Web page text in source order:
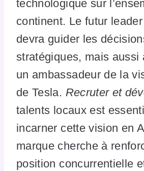
technologique sur
continent. Le futur
devra guider les
stratégiques, mais aussi
un ambassadeur de la
de Tesla. Recruter et
talents locaux est
incarner cette vision en
marque cherche à
position concurrentielle